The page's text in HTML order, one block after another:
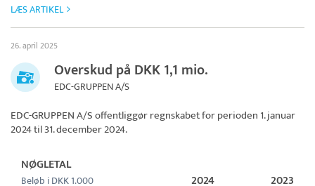
LÆS ARTIKEL
26. april 2025
Overskud på DKK 1,1 mio.
EDC-GRUPPEN A/S
EDC-GRUPPEN A/Soffentliggør regnskabet for perioden 1. januar
2024 til 31. december 2024.
NØGLETAL
Beløb i DKK 1.000 2024 2023